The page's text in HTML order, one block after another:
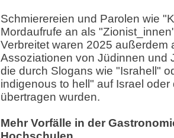
Schmierereien und Parolen wie
Mordaufrufe an als
Verbreitet waren 2025 außerdem
Assoziationen von Jüdinnen und
die durch Slogans wie "Israhell"
indigenous to hell" auf Israel
übertragen wurden.
Mehr Vorfälle in der